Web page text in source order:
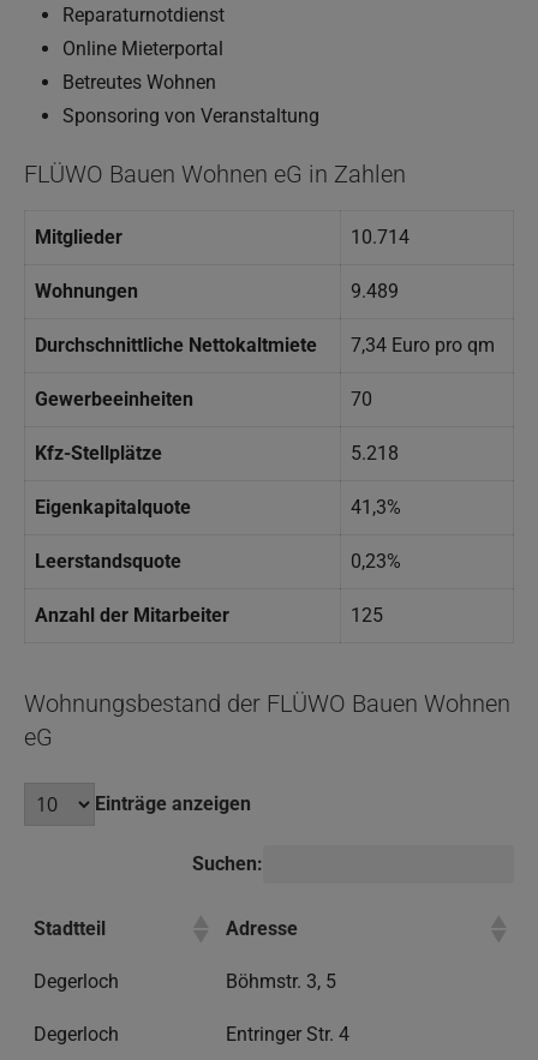
Reparaturnotdienst
Online Mieterportal
Betreutes Wohnen
Sponsoring von Veranstaltung
FLÜWO Bauen Wohnen eG in Zahlen
Mitglieder 10.714
Wohnungen 9.489
Durchschnittliche Nettokaltmiete 7,34 Euro pro qm
Gewerbeeinheiten 70
Kfz-Stellplätze 5.218
Eigenkapitalquote 41,3%
Leerstandsquote 0,23%
Anzahl der Mitarbeiter 125
Wohnungsbestand der FLÜWO Bauen Wohnen
eG
Einträge anzeigen
Suchen:
Stadtteil Adresse
Degerloch Böhmstr. 3, 5
Degerloch Entringer Str. 4